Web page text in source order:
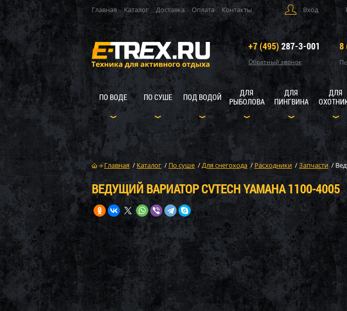
Главная Каталог Доставка Оплата Контакты Вход
+7 (495) 287-3-001
Обратный звонок
8
ПО ВОДЕ ПО СУШЕ ПОД ВОДОЙ
ДЛЯ
РЫБОЛОВА
ДЛЯ
ПИНГВИНА
ДЛЯ
Главная / Каталог / По суше /Для снегохода / Расходники /Запчасти /
ВЕДУЩИЙ ВАРИАТОР CVTECH YAMAHA 1100-4005